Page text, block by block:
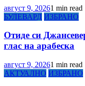
август 9, 20261 min read
БУЛЕВАРД ИЗБРАНО
Отиде си
глас на арабеска
август 9, 20261 min read
АКТУАЛНО ИЗБРАНО